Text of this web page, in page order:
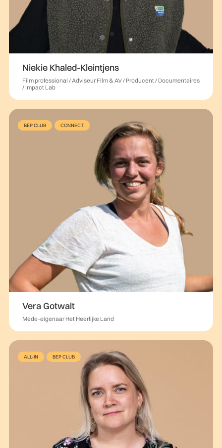
Niekie Khaled-Kleintjens
Film professional / Adviseur Film & AV / Producent / Documentaires
/ Impact Lab
BEP CLUB CONNECT
Vera Gotwalt
Mede-eigenaar Het Heerlijke Land
ALL-IN BEP CLUB